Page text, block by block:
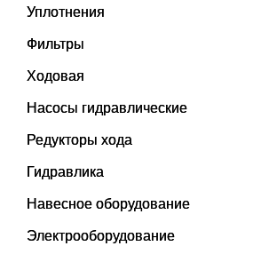
Уплотнения
Фильтры
Ходовая
Насосы гидравлические
Редукторы хода
Гидравлика
Навесное оборудование
Электрооборудование